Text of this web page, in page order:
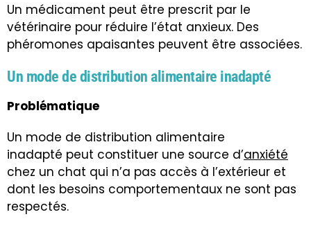
Un médicament peut être prescrit par le
vétérinaire pour réduire l’état anxieux. Des
phéromones apaisantes peuvent être associées.
Un mode de distribution alimentaire inadapté
Problématique
Un mode de distribution alimentaire
inadapté peut constituer une source d’anxiété
chez un chat qui n’a pas accès à l’extérieur et
dont les besoins comportementaux ne sont pas
respectés.